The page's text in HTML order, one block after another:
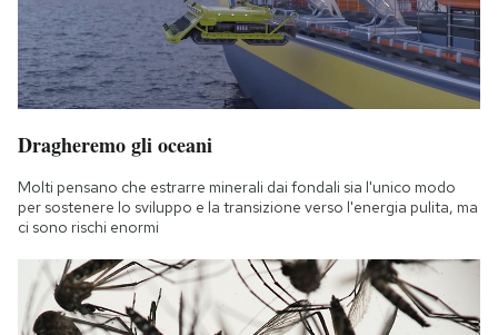
Dragheremo gli oceani
Molti pensano che estrarre minerali dai fondali sia l'unico modo
per sostenere lo sviluppo e la transizione verso l'energia pulita, ma
ci sono rischi enormi